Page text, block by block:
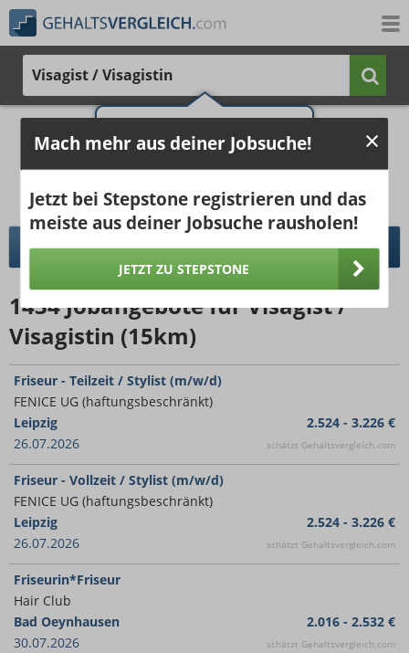
jetzt Ort hinzufügen!
Visagist / Visagistin
2.211 € 3.000 €
pro Jahr pro Monat
DETAILLIERTER GEHALTSVERGLEICH
1434Jobangebotefür Visagist /
Visagistin (15km)
Friseur - Teilzeit / Stylist (m/w/d)
FENICE UG (haftungsbeschränkt)
Leipzig
26.07.2026
2.524 - 3.226 €
schätzt Gehaltsvergleich.com
Friseur - Vollzeit / Stylist (m/w/d)
FENICE UG (haftungsbeschränkt)
Leipzig
26.07.2026
2.524 - 3.226 €
schätzt Gehaltsvergleich.com
Friseurin*Friseur
Hair Club
Bad Oeynhausen
30.07.2026
2.016 - 2.532 €
schätzt Gehaltsvergleich.com
Mach mehr aus deiner Jobsuche!
Jetzt bei Stepstone registrieren und das
meiste aus deiner Jobsuche rausholen!
JETZT ZU STEPSTONE